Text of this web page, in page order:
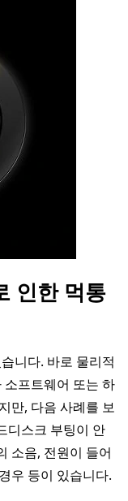
인한 먹통
니다. 바로 물리적
프트웨어 또는 하
만, 다음 사례를 보
디스크 부팅이 안
소음, 전원이 들어
우 등이 있습니다.